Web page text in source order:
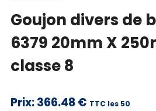
Goujon divers de
6379 20mm X
classe 8
Prix:366.48 € TTC les 50